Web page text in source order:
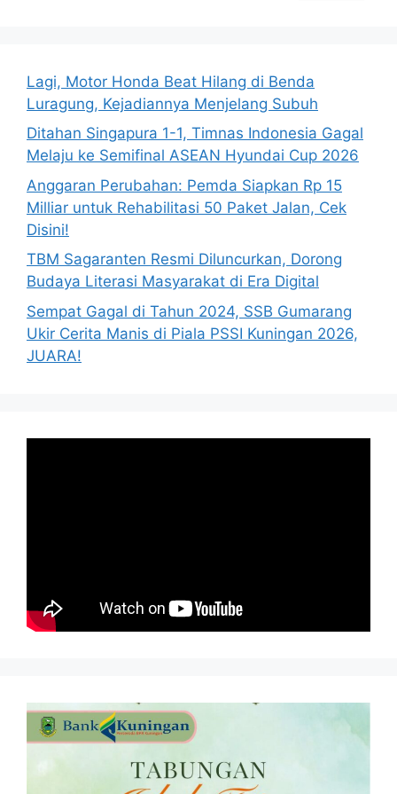
Lagi, Motor Honda Beat Hilang di Benda
Luragung, Kejadiannya Menjelang Subuh
Ditahan Singapura 1-1, Timnas Indonesia Gagal
Melaju ke Semifinal ASEAN Hyundai Cup 2026
Anggaran Perubahan: Pemda Siapkan Rp 15
Milliar untuk Rehabilitasi 50 Paket Jalan, Cek
Disini!
TBM Sagaranten Resmi Diluncurkan, Dorong
Budaya Literasi Masyarakat di Era Digital
Sempat Gagal di Tahun 2024, SSB Gumarang
Ukir Cerita Manis di Piala PSSI Kuningan 2026,
JUARA!